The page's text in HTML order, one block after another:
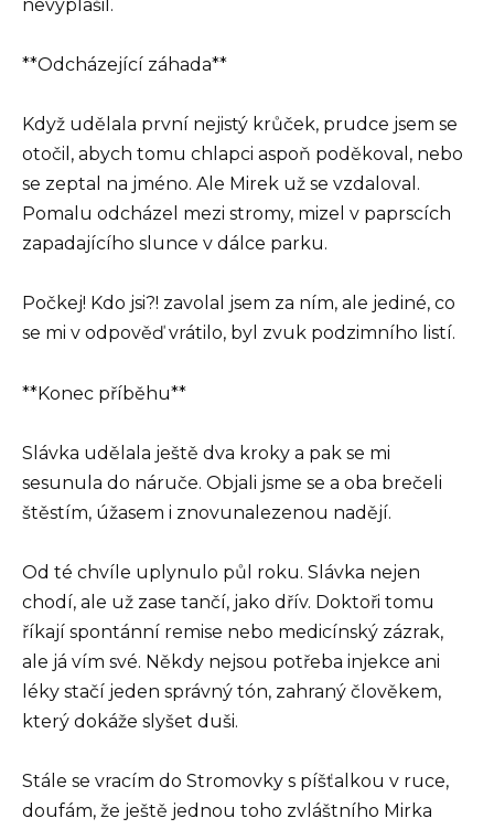
nevyplašil.
**Odcházející záhada**
Když udělala první nejistý krůček, prudce jsem se
otočil, abych tomu chlapci aspoň poděkoval, nebo
se zeptal na jméno. Ale Mirek už se vzdaloval.
Pomalu odcházel mezi stromy, mizel v paprscích
zapadajícího slunce v dálce parku.
Počkej! Kdo jsi?! zavolal jsem za ním, ale jediné, co
se mi v odpověď vrátilo, byl zvuk podzimního listí.
**Konec příběhu**
Slávka udělala ještě dva kroky a pak se mi
sesunula do náruče. Objali jsme se a oba brečeli
štěstím, úžasem i znovunalezenou nadějí.
Od té chvíle uplynulo půl roku. Slávka nejen
chodí, ale už zase tančí, jako dřív. Doktoři tomu
říkají spontánní remise nebo medicínský zázrak,
ale já vím své. Někdy nejsou potřeba injekce ani
léky stačí jeden správný tón, zahraný člověkem,
který dokáže slyšet duši.
Stále se vracím do Stromovky s píšťalkou v ruce,
doufám, že ještě jednou toho zvláštního Mirka